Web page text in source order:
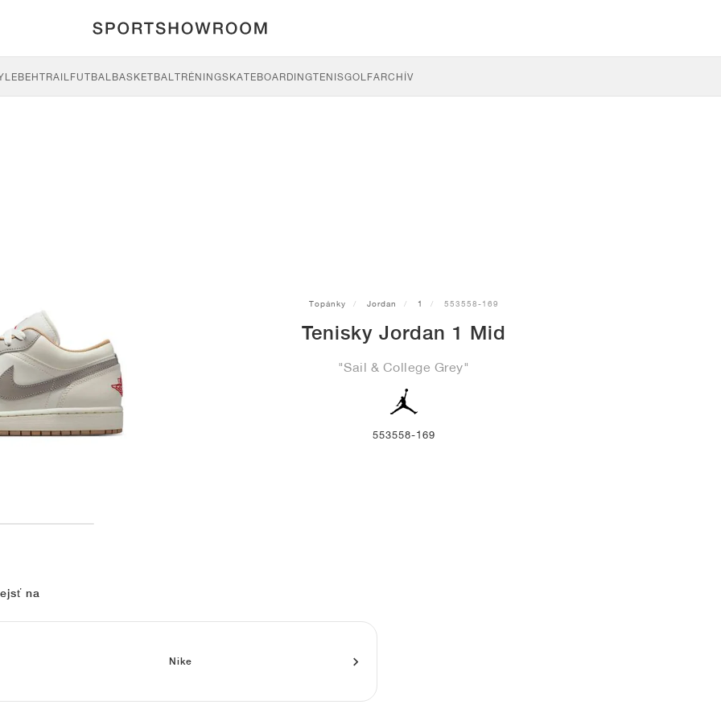
BEHTRAILFUTBALBASKETBALTRÉNINGSKATEBOARDINGTENISGOLFARCHÍV
Topánky Jordan 1 553558-169
Tenisky Jordan 1 Mid
"Sail & College Grey"
553558-169
na
Nike